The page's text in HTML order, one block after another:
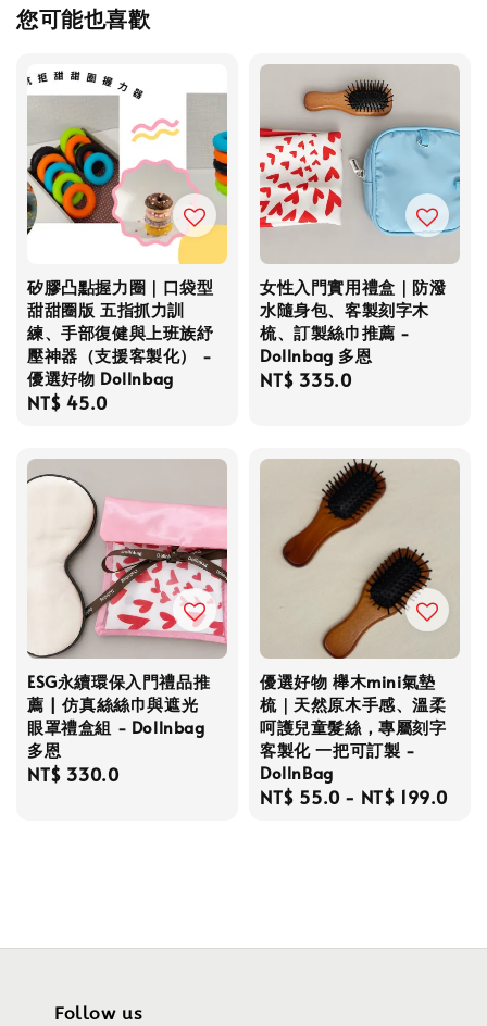
您可能也喜歡
矽膠凸點握力圈｜口袋型
甜甜圈版 五指抓力訓
練、手部復健與上班族紓
壓神器（支援客製化） -
優選好物 Dollnbag
Regular
NT$ 45.0
女性入門實用禮盒｜防潑
水隨身包、客製刻字木
梳、訂製絲巾推薦 -
Dollnbag 多恩
Regular
NT$ 335.0
ESG永續環保入門禮品推
薦 | 仿真絲絲巾與遮光
眼罩禮盒組 - Dollnbag
多恩
Regular
NT$ 330.0
優選好物 櫸木mini氣墊
梳｜天然原木手感、溫柔
呵護兒童髮絲，專屬刻字
客製化 一把可訂製 -
DollnBag
Regular
NT$ 55.0 - NT$ 199.0
Follow us